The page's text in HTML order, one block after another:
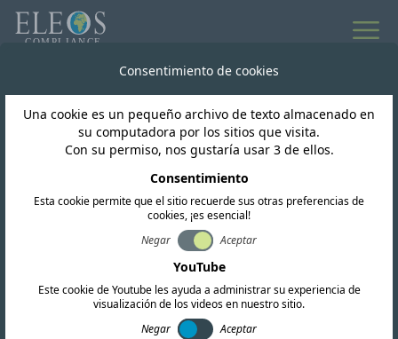
India
India BIS publica la
norma revisada IS 16103
(Parte 1):2025 / IEC
62031:2018 para
módulos LED
Consentimiento de cookies
Una cookie es un pequeño archivo de texto almacenado en
su computadora por los sitios que visita.
Con su permiso, nos gustaría usar 3 de ellos.
Consentimiento
Esta cookie permite que el sitio recuerde sus otras preferencias de
cookies, ¡es esencial!
Negar
Aceptar
YouTube
Este cookie de Youtube les ayuda a administrar su experiencia de
visualización de los videos en nuestro sitio.
Negar
Aceptar